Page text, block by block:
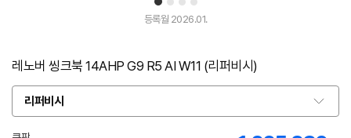
1 2 3 4
등록월 2026.01.
레노버 씽크북 14AHP G9 R5 AI W11 (리퍼비시)
리퍼비시
옵
션